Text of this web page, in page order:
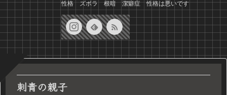
性格 ズボラ 根暗 潔癖症 性格は悪いです
刺青の親子